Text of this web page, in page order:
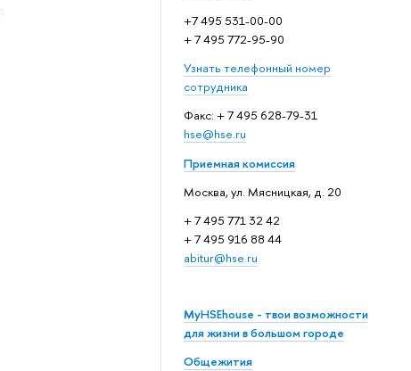
+7 495 531-00-00
+ 7 495 772-95-90
Узнать телефонный номер
сотрудника
Факс: + 7 495 628-79-31
hse@hse.ru
Приемная комиссия
Москва, ул. Мясницкая, д. 20
+ 7 495 771 32 42
+ 7 495 916 88 44
abitur@hse.ru
MyHSEhouse - твои возможности
для жизни в большом городе
Общежития